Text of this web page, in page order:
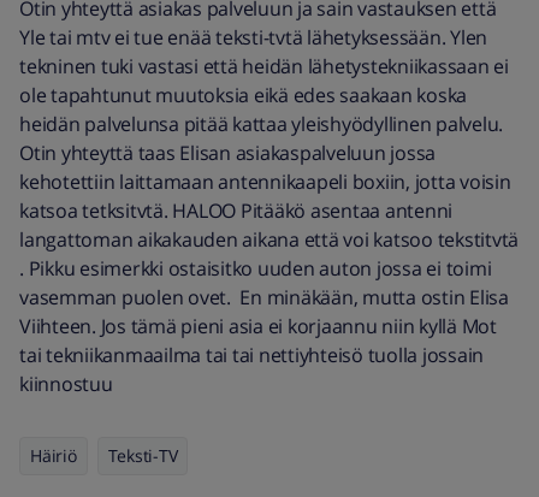
Otin yhteyttä asiakas palveluun ja sain vastauksen että
Yle tai mtv ei tue enää teksti-tvtä lähetyksessään. Ylen
tekninen tuki vastasi että heidän lähetystekniikassaan ei
ole tapahtunut muutoksia eikä edes saakaan koska
heidän palvelunsa pitää kattaa yleishyödyllinen palvelu.
Otin yhteyttä taas Elisan asiakaspalveluun jossa
kehotettiin laittamaan antennikaapeli boxiin, jotta voisin
katsoa tetksitvtä. HALOO Pitääkö asentaa antenni
langattoman aikakauden aikana että voi katsoo tekstitvtä
. Pikku esimerkki ostaisitko uuden auton jossa ei toimi
vasemman puolen ovet. En minäkään, mutta ostin Elisa
Viihteen. Jos tämä pieni asia ei korjaannu niin kyllä Mot
tai tekniikanmaailma tai tai nettiyhteisö tuolla jossain
kiinnostuu
Häiriö Teksti-TV